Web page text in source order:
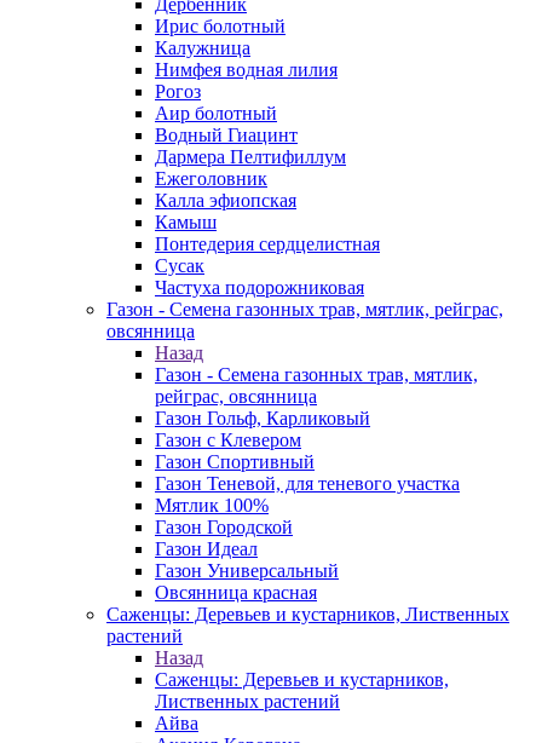
Дербенник
Ирис болотный
Калужница
Нимфея водная лилия
Рогоз
Аир болотный
Водный Гиацинт
Дармера Пелтифиллум
Ежеголовник
Калла эфиопская
Камыш
Понтедерия сердцелистная
Сусак
Частуха подорожниковая
Газон - Семена газонных трав, мятлик, рейграс,
овсянница
Назад
Газон - Семена газонных трав, мятлик,
рейграс, овсянница
Газон Гольф, Карликовый
Газон с Клевером
Газон Спортивный
Газон Теневой, для теневого участка
Мятлик 100%
Газон Городской
Газон Идеал
Газон Универсальный
Овсянница красная
Саженцы: Деревьев и кустарников, Лиственных
растений
Назад
Саженцы: Деревьев и кустарников,
Лиственных растений
Айва